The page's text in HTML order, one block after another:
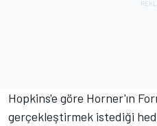
Hopkins'e göre Horner'ın
gerçekleştirmek istediği